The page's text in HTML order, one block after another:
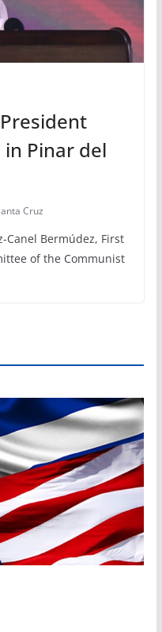
in Pinar del
Cruz
Canel Bermúdez, First
of the Communist